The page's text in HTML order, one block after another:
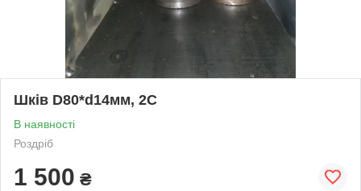
Шків D80*d14мм, 2С
В наявності
Роздріб
1 500 ₴